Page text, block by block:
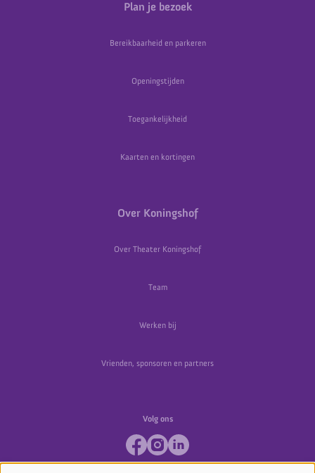
Plan je bezoek
Bereikbaarheid en parkeren
Openingstijden
Toegankelijkheid
Kaarten en kortingen
Over Koningshof
Over Theater Koningshof
Team
Werken bij
Vrienden, sponsoren en partners
Volg ons